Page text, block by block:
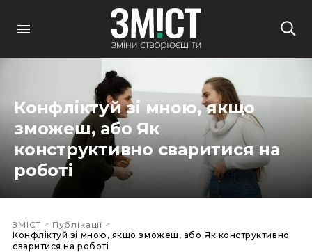
Конфліктуй зі мною, якщо
зможеш, або Як
конструктивно сваритися на
роботі
ЗМІСТ > Публікації >
Конфліктуй зі мною, якщо зможеш, або Як конструктивно
сваритися на роботі